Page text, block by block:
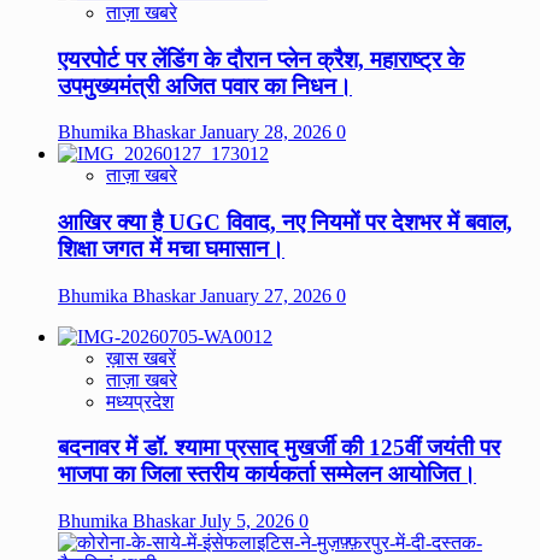
ताज़ा खबरे
एयरपोर्ट पर लेंडिंग के दौरान प्लेन क्रैश, महाराष्ट्र के
उपमुख्यमंत्री अजित पवार का निधन।
Bhumika BhaskarJanuary 28, 2026 0
ताज़ा खबरे
आखिर क्या है UGC विवाद, नए नियमों पर देशभर में बवाल,
शिक्षा जगत में मचा घमासान।
Bhumika BhaskarJanuary 27, 2026 0
ख़ास खबरें
ताज़ा खबरे
मध्यप्रदेश
बदनावर में डॉ. श्यामा प्रसाद मुखर्जी की 125वीं जयंती पर
भाजपा का जिला स्तरीय कार्यकर्ता सम्मेलन आयोजित।
Bhumika BhaskarJuly 5, 2026 0